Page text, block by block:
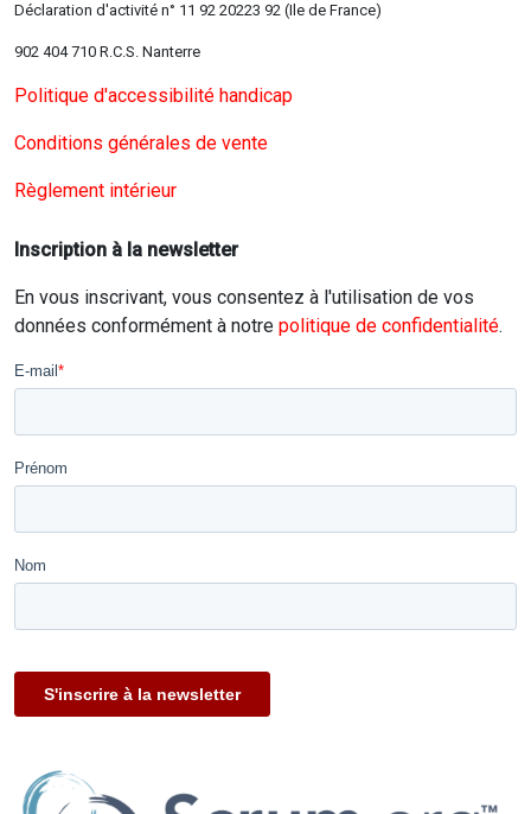
Déclaration d'activité n° 11 92 20223 92 (Ile de France)
902 404 710 R.C.S. Nanterre
Politique d'accessibilité handicap
Conditions générales de vente
Règlement intérieur
Inscription à la newsletter
En vous inscrivant, vous consentez à l'utilisation de vos
données conformément à notre politique de confidentialité.